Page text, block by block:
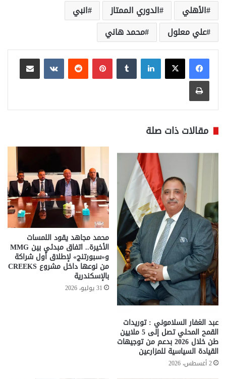
الأهلي الدوري الممتاز
انبي
علي معلول
محمد هاني
لينكدإن بينتيريست
مشاركة عبر البريد
طباعة
مقالات ذات صلة
عبد الغفار السلاموني : توريدات
القمح المحلي تصل إلى 5 ملايين
طن خلال 2026 بدعم من توجيهات
القيادة السياسية للمزارعين
2 أغسطس، 2026
محمد مجاهد يقود اللمسات
الأخيرة.. اتفاق مبدئي بين MMG
و«سبورتنج» لإطلاق أول شراكة
من نوعها داخل مشروع CREEKS
بالإسكندرية
31 يوليو، 2026